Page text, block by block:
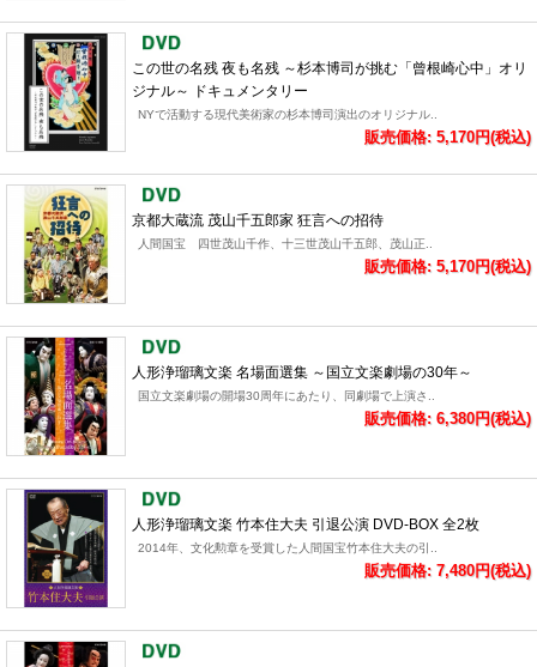
この世の名残 夜も名残 ～杉本博司が挑む「曾根崎心中」オリ
ジナル～ ドキュメンタリー
NYで活動する現代美術家の杉本博司演出のオリジナル..
販売価格: 5,170円(税込)
京都大蔵流 茂山千五郎家 狂言への招待
人間国宝 四世茂山千作、十三世茂山千五郎、茂山正..
販売価格: 5,170円(税込)
人形浄瑠璃文楽 名場面選集 ～国立文楽劇場の30年～
国立文楽劇場の開場30周年にあたり、同劇場で上演さ..
販売価格: 6,380円(税込)
人形浄瑠璃文楽 竹本住大夫 引退公演 DVD-BOX 全2枚
2014年、文化勲章を受賞した人間国宝竹本住大夫の引..
販売価格: 7,480円(税込)